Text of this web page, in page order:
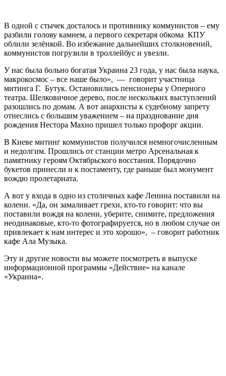
В одной с стычек досталось и противнику коммунистов – ему
разбили голову камнем, а первого секретаря обкома КПУ
облили зелёнкой. Во избежание дальнейших столкновений,
коммунистов погрузили в троллейбус и увезли.
У нас была больно богатая Украина 23 года, у нас была наука,
макрокосмос – все наше было», — говорит участница
митинга Г. Бутук. Остановились пенсионеры у Оперного
театра. Шелковичное дерево, после нескольких выступлений
разошлись по домам. А вот анархисты к судебному запрету
отнеслись с большим уважением – на празднование дня
рождения Нестора Махно пришел только профорг акции.
В Киеве митинг коммунистов получился немногочисленным
и недолгим. Прошлись от станции метро Арсенальная к
памятнику героям Октябрьского восстания. Порядочно
букетов принесли и к постаменту, где раньше был монумент
вождю пролетариата.
А вот у входа в одно из столичных кафе Ленина поставили на
колени. «Да, он замаливает грехи, кто-то говорит: что вы
поставили вождя на колени, уберите, снимите, предложения
неодинаковые, кто-то фотографируется, но в любом случае он
привлекает к нам интерес и это хорошо», – говорит работник
кафе Ала Музыка.
Эту и другие новости вы можете посмотреть в выпуске
информационной программы «Действие» на канале
«Украина».